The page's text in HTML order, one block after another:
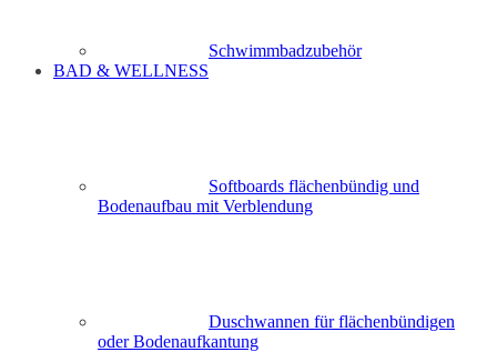
Schwimmbadzubehör
BAD & WELLNESS
Softboards flächenbündig und
Bodenaufbau mit Verblendung
Duschwannen für flächenbündigen
oder Bodenaufkantung